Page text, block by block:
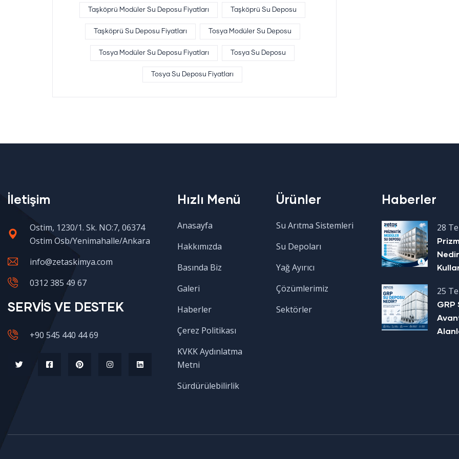
Taşköprü Modüler Su Deposu Fiyatları Taşköprü Su Deposu
Taşköprü Su Deposu Fiyatları Tosya Modüler Su Deposu
Tosya Modüler Su Deposu Fiyatları Tosya Su Deposu
Tosya Su Deposu Fiyatları
İletişim
Ostim, 1230/1. Sk. NO:7, 06374
Ostim Osb/Yenimahalle/Ankara
info@zetaskimya.com
0312 385 49 67
SERVİS VE DESTEK
+90 545 440 44 69
Hızlı Menü
Anasayfa
Hakkımızda
Basında Biz
Galeri
Haberler
Çerez Politikası
KVKK Aydınlatma
Metni
Sürdürülebilirlik
Ürünler
Su Arıtma Sistemleri
Su Depoları
Yağ Ayırıcı
Çözümlerimiz
Sektörler
Haberler
28
25
GRP